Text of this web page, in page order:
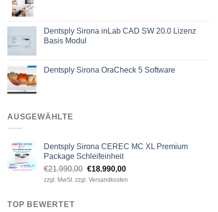
Dentsply Sirona inLab CAD SW 20.0 Lizenz
Basis Modul
Dentsply Sirona OraCheck 5 Software
AUSGEWÄHLTE
Dentsply Sirona CEREC MC XL Premium
Package Schleifeinheit
€21.990,00 Ursprünglicher
Preis
€18.990,00Aktueller
Preis
zzgl. MwSt. zzgl. Versandkosten
TOP BEWERTET